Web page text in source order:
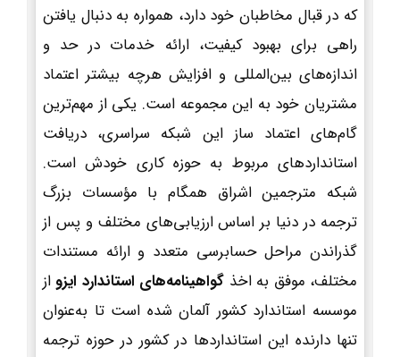
که در قبال مخاطبان خود دارد، همواره به دنبال یافتن
راهی برای بهبود کیفیت، ارائه خدمات در حد و
اندازه‌های بین‌المللی و افزایش هرچه بیشتر اعتماد
مشتریان خود به این مجموعه است. یکی از مهم‌ترین
گام‌های اعتماد ساز این شبکه سراسری، دریافت
استانداردهای مربوط به حوزه کاری خودش است.
شبکه مترجمین اشراق همگام با مؤسسات بزرگ
ترجمه در دنیا بر اساس ارزیابی‌های مختلف و پس از
گذراندن مراحل حسابرسی متعدد و ارائه مستندات
مختلف، موفق به اخذ گواهینامه‌های استاندارد ایزو از
موسسه استاندارد کشور آلمان شده است تا به‌عنوان
تنها دارنده این استانداردها در کشور در حوزه ترجمه